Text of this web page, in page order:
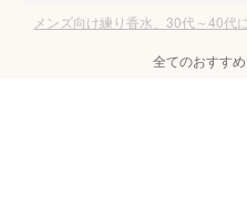
メンズ向け練り香水、30代～40代
全てのおすす